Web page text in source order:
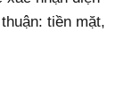
tiền mặt,